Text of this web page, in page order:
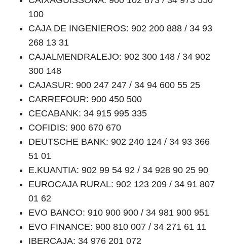
100
CAJA DE INGENIEROS: 902 200 888 / 34 93
268 13 31
CAJALMENDRALEJO: 902 300 148 / 34 902
300 148
CAJASUR: 900 247 247 / 34 94 600 55 25
CARREFOUR: 900 450 500
CECABANK: 34 915 995 335
COFIDIS: 900 670 670
DEUTSCHE BANK: 902 240 124 / 34 93 366
51 01
E.KUANTIA: 902 99 54 92 / 34 928 90 25 90
EUROCAJA RURAL: 902 123 209 / 34 91 807
01 62
EVO BANCO: 910 900 900 / 34 981 900 951
EVO FINANCE: 900 810 007 / 34 271 61 11
IBERCAJA: 34 976 201 072